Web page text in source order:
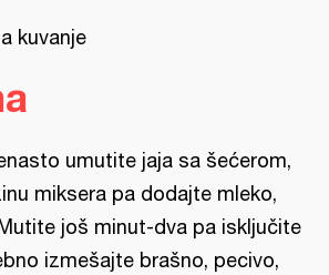
kuvanje
umutite jaja sa šećerom,
miksera pa dodajte mleko,
još minut-dva pa isključite
izmešajte brašno, pecivo,